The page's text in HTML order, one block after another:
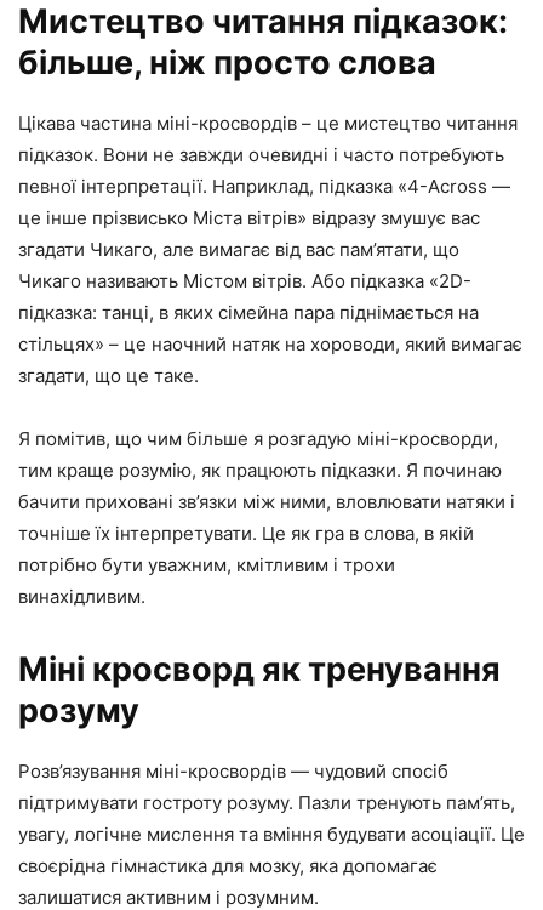
Мистецтво читання підказок:
більше, ніж просто слова
Цікава частина міні-кросвордів – це мистецтво читання
підказок. Вони не завжди очевидні і часто потребують
певної інтерпретації. Наприклад, підказка «4-Across —
це інше прізвисько Міста вітрів» відразу змушує вас
згадати Чикаго, але вимагає від вас пам’ятати, що
Чикаго називають Містом вітрів. Або підказка «2D-
підказка: танці, в яких сімейна пара піднімається на
стільцях» – це наочний натяк на хороводи, який вимагає
згадати, що це таке.
Я помітив, що чим більше я розгадую міні-кросворди,
тим краще розумію, як працюють підказки. Я починаю
бачити приховані зв’язки між ними, вловлювати натяки і
точніше їх інтерпретувати. Це як гра в слова, в якій
потрібно бути уважним, кмітливим і трохи
винахідливим.
Міні кросворд як тренування
розуму
Розв’язування міні-кросвордів — чудовий спосіб
підтримувати гостроту розуму. Пазли тренують пам’ять,
увагу, логічне мислення та вміння будувати асоціації. Це
своєрідна гімнастика для мозку, яка допомагає
залишатися активним і розумним.